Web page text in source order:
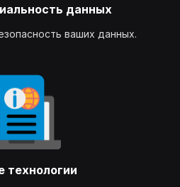
данных
ваших данных.
технологии